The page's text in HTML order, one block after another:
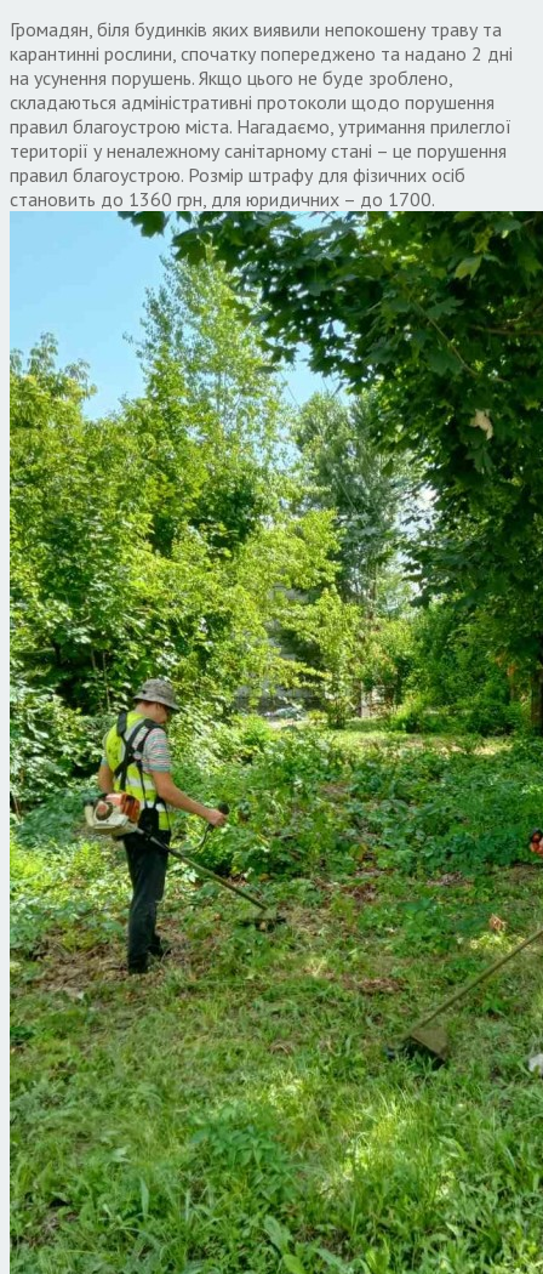
Громадян, біля будинків яких виявили непокошену траву та
карантинні рослини, спочатку попереджено та надано 2 дні
на усунення порушень. Якщо цього не буде зроблено,
складаються адміністративні протоколи щодо порушення
правил благоустрою міста. Нагадаємо, утримання прилеглої
території у неналежному санітарному стані – це порушення
правил благоустрою. Розмір штрафу для фізичних осіб
становить до 1360 грн, для юридичних – до 1700.